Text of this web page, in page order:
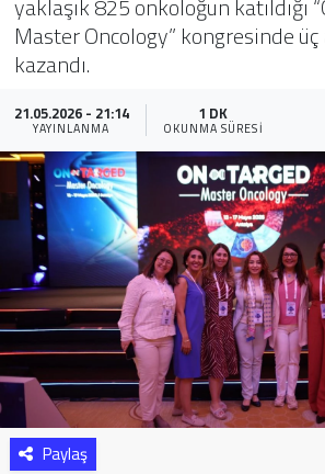
Master Oncology” kongresinde üç
kazandı.
21.05.2026 - 21:14
YAYINLANMA
1 DK
OKUNMA SÜRESI
Paylaş
Teknoloji
Yaşam
Sağlık
Yazarlar
Resmi İlan
Resmi Reklam